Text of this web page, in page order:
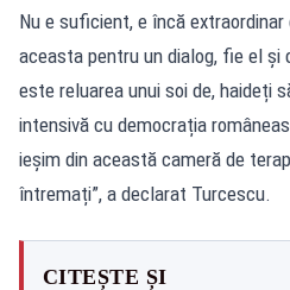
Nu e suficient, e încă
aceasta pentru un dialog, fie el și
este reluarea unui soi de, haideți
intensivă cu democrația
ieșim din această cameră de
întremați”, a declarat Turcescu.
CITEȘTE ȘI